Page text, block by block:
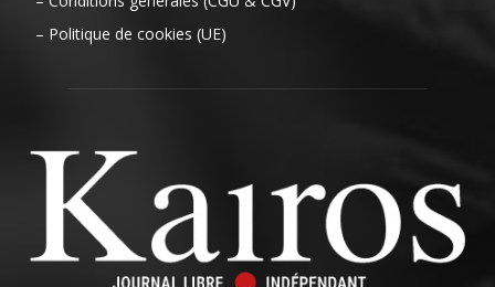
– Politique de cookies (UE)